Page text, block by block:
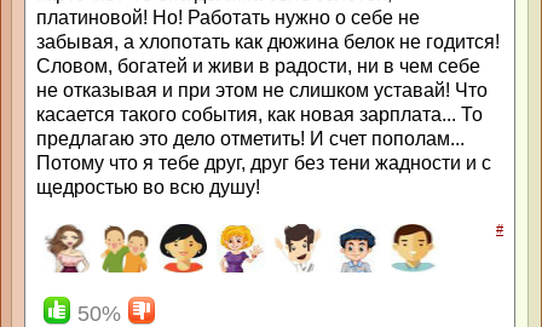
платиновой! Но! Работать нужно о себе не
забывая, а хлопотать как дюжина белок не годится!
Словом, богатей и живи в радости, ни в чем себе
не отказывая и при этом не слишком уставай! Что
касается такого события, как новая зарплата... То
предлагаю это дело отметить! И счет пополам...
Потому что я тебе друг, друг без тени жадности и с
щедростью во всю душу!
#
50%